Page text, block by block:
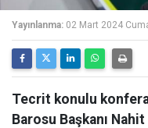
Yayınlanma: 02 Mart 2024
Tecrit konulu
Barosu Başkanı